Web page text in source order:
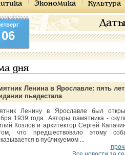
Экономика Культура
06
дня
Ленина в Ярославле: пять
пьедестала
Ленину в Ярославле был
1939 года. Авторы памятника -
Козлов и архитектор Сергей
что предшествовало этому
в публикуемом ...